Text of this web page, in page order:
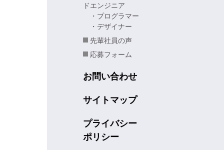
ドエンジニア
・プログラマー
・デザイナー
先輩社員の声
応募フォーム
お問い合わせ
サイトマップ
プライバシー
ポリシー